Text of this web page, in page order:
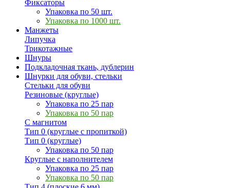
Фиксаторы
Упаковка по 50 шт.
Упаковка по 1000 шт.
Манжеты
Липучка
Трикотажные
Шнуры
Подкладочная ткань, дублерин
Шнурки для обуви, стельки
Стельки для обуви
Резиновые (круглые)
Упаковка по 25 пар
Упаковка по 50 пар
С магнитом
Тип 0 (круглые с пропиткой)
Тип 0 (круглые)
Упаковка по 50 пар
Круглые с наполнителем
Упаковка по 25 пар
Упаковка по 50 пар